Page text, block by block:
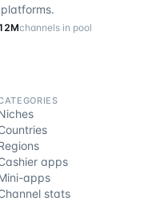
channels in pool
apps
apps
stats